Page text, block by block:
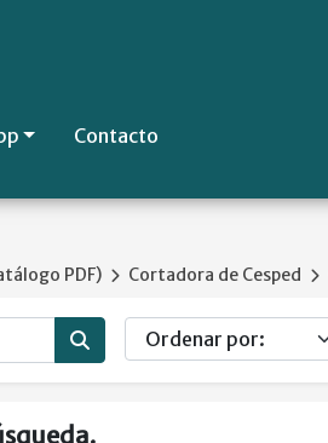
Contacto
PDF) Cortadora de Cesped